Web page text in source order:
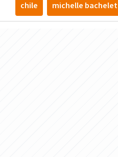
chile michelle bachelet